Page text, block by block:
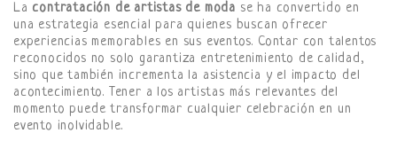
La contratación de artistas de moda se ha convertido en
una estrategia esencial para quienes buscan ofrecer
experiencias memorables en sus eventos. Contar con talentos
reconocidos no solo garantiza entretenimiento de calidad,
sino que también incrementa la asistencia y el impacto del
acontecimiento. Tener a los artistas más relevantes del
momento puede transformar cualquier celebración en un
evento inolvidable.